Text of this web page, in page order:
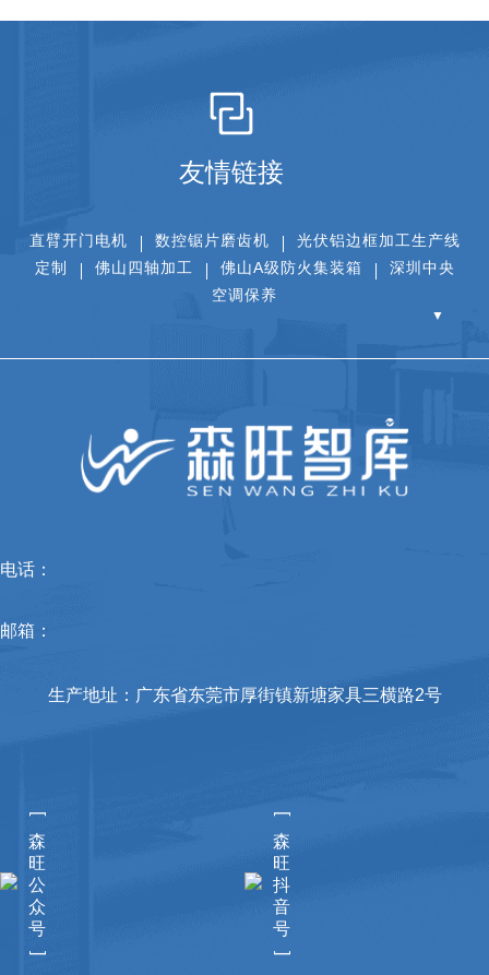
友情链接
直臂开门电机 数控锯片磨齿机
光伏铝边框加工生产线
定制
佛山四轴加工 佛山A级防火集装箱
深圳中央
空调保养
▼
电话：
邮箱：
生产地址：广东省东莞市厚街镇新塘家具三横路2号
[
森
旺
公
众
号
]
[
森
旺
抖
音
号
]